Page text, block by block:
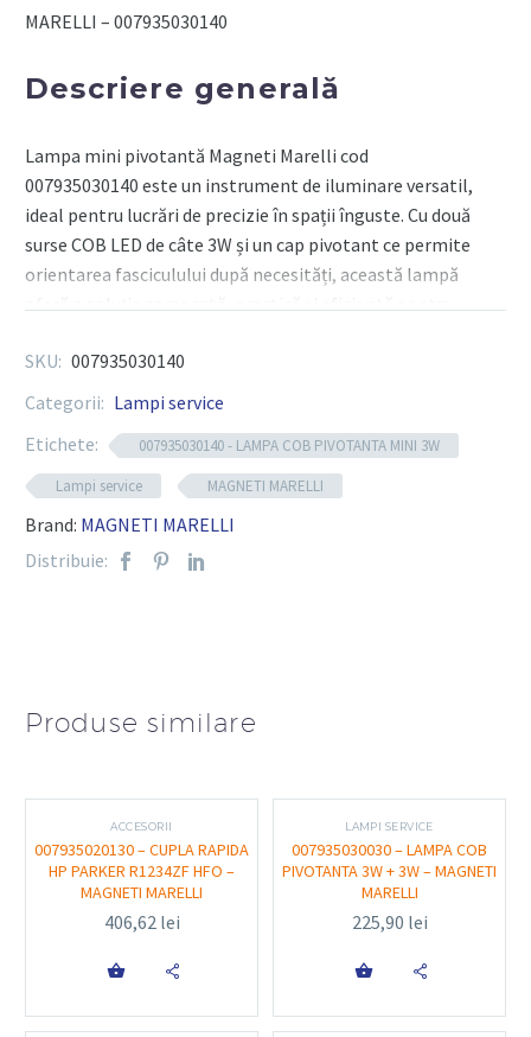
3W
MARELLI
MARELLI – 007935030140
Descriere generală
Lampa mini pivotantă Magneti Marelli cod
007935030140 este un instrument de iluminare versatil,
ideal pentru lucrări de precizie în spații înguste. Cu două
surse COB LED de câte 3W și un cap pivotant ce permite
orientarea fasciculului după necesități, această lampă
oferă o soluție compactă, practică și eficientă pentru
Componente tehnice
LED principal:
• COB LED 3W – iluminare principală
LED secundar :
• Cap pivotant – permite ajustarea unghiului de
• Carcasă compactă, rezistentă la uzură
Alimentare:
• Baterie reîncărcabilă integrată
• Încărcare rapidă prin USB
• Magnet integrat pentru fixare pe suprafețe
metalice
SKU: 007935030140
Categorii: Lampi service
Etichete:
007935030140 - LAMPA COB PIVOTANTA MINI 3W
Lampi service
MAGNETI MARELLI
Brand: MAGNETI MARELLI
Distribuie:
Produse similare
ACCESORII
007935020130 – CUPLA RAPIDA
HP PARKER R1234ZF HFO –
MAGNETI MARELLI
406,62 lei

LAMPI SERVICE
007935030030 – LAMPA COB
PIVOTANTA 3W + 3W – MAGNETI
MARELLI
225,90 lei
